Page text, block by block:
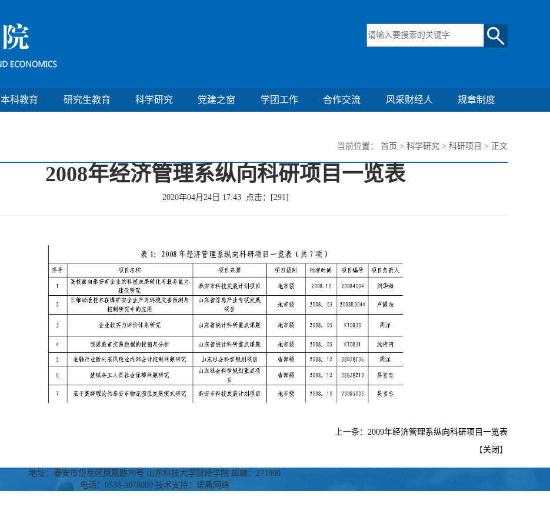
本科教育 研究生教育 科学研究 党建之窗 学团工作 合作交流 风采财经人 规章制度
当前位置： 首页 > 科学研究 > 科研项目 > 正文
2008年经济管理系纵向科研项目一览表
2020年04月24日 17:43 点击：[291]
上一条： 2009年经济管理系纵向科研项目一览表
【关闭 】
地址：泰安市岱岳区凤凰路79号 山东科技大学财经学院 邮编：271000
电话：0538-3078009 技术支持：诺盾网络